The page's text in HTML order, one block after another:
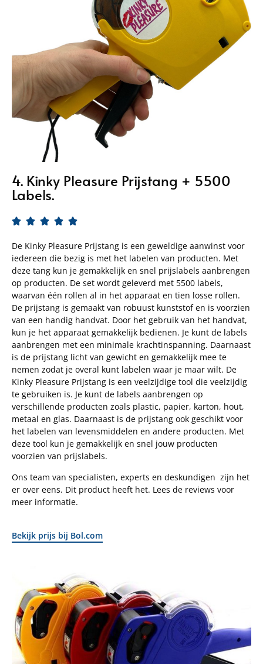
4. Kinky Pleasure Prijstang + 5500
Labels.
    
De Kinky Pleasure Prijstang is een geweldige aanwinst voor
iedereen die bezig is met het labelen van producten. Met
deze tang kun je gemakkelijk en snel prijslabels aanbrengen
op producten. De set wordt geleverd met 5500 labels,
waarvan één rollen al in het apparaat en tien losse rollen.
De prijstang is gemaakt van robuust kunststof en is voorzien
van een handig handvat. Door het gebruik van het handvat,
kun je het apparaat gemakkelijk bedienen. Je kunt de labels
aanbrengen met een minimale krachtinspanning. Daarnaast
is de prijstang licht van gewicht en gemakkelijk mee te
nemen zodat je overal kunt labelen waar je maar wilt. De
Kinky Pleasure Prijstang is een veelzijdige tool die veelzijdig
te gebruiken is. Je kunt de labels aanbrengen op
verschillende producten zoals plastic, papier, karton, hout,
metaal en glas. Daarnaast is de prijstang ook geschikt voor
het labelen van levensmiddelen en andere producten. Met
deze tool kun je gemakkelijk en snel jouw producten
voorzien van prijslabels.
Ons team van specialisten, experts en deskundigen zijn het
er over eens. Dit product heeft het. Lees de reviews voor
meer informatie.
Bekijk prijs bij Bol.com